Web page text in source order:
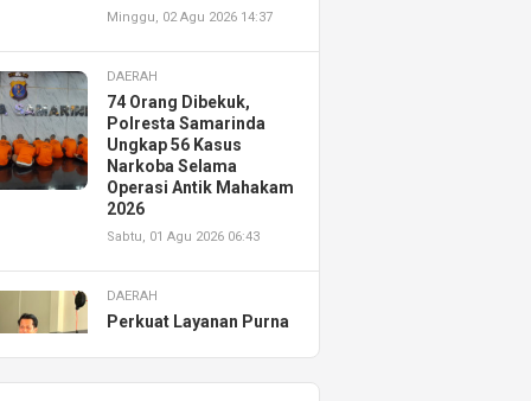
Minggu, 02 Agu 2026 14:37
DAERAH
74 Orang Dibekuk,
Polresta Samarinda
Ungkap 56 Kasus
Narkoba Selama
Operasi Antik Mahakam
2026
Sabtu, 01 Agu 2026 06:43
DAERAH
Perkuat Layanan Purna
Resmikan AHASS